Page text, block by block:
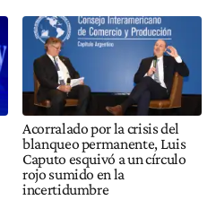
Acorralado por la crisis del
blanqueo permanente, Luis
Caputo esquivó a un círculo
rojo sumido en la
incertidumbre